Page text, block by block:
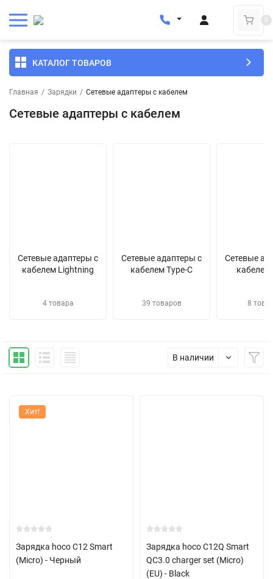
0
КАТАЛОГ ТОВАРОВ
Главная / Зарядки / Сетевые адаптеры с кабелем
Сетевые адаптеры с кабелем
Сетевые адаптеры с
кабелем Lightning
4 товара
Сетевые адаптеры с
кабелем Type-C
39 товаров
Сетевые
кабелем
8
В наличии
Хит!
Зарядка hoco C12 Smart
(Micro) - Черный
Зарядка hoco C12Q Smart
QC3.0 charger set (Micro)
(EU) - Black